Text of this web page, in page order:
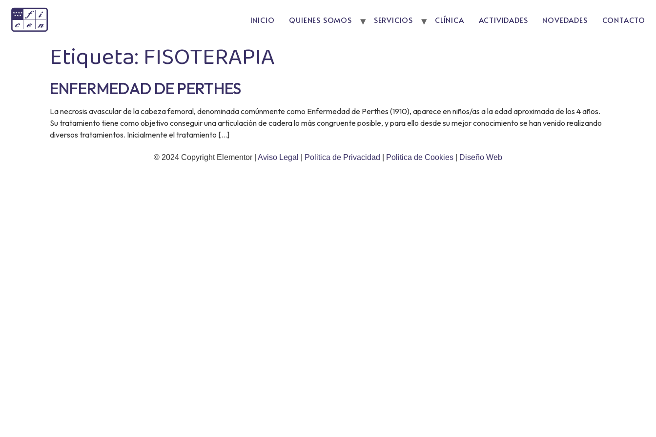
INICIO QUIENES SOMOS SERVICIOS CLÍNICA ACTIVIDADES NOVEDADES CONTACTO
Etiqueta: FISOTERAPIA
ENFERMEDAD DE PERTHES
La necrosis avascular de la cabeza femoral, denominada comúnmente como Enfermedad de Perthes (1910), aparece en niños/as a la edad aproximada de los 4 años.
Su tratamiento tiene como objetivo conseguir una articulación de cadera lo más congruente posible, y para ello desde su mejor conocimiento se han venido realizando
diversos tratamientos. Inicialmente el tratamiento […]
© 2024 Copyright Elementor | Aviso Legal Politica de Privacidad Politica de Cookies Diseño Web